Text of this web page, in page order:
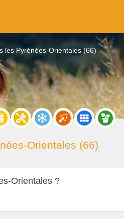
les Pyrénées-Orientales (66)
Orientales (66)
Orientales ?